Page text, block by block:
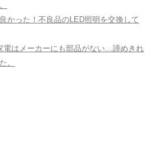
かった！不良品のLED照明を交換して
電はメーカーにも部品がない…諦めきれ
。